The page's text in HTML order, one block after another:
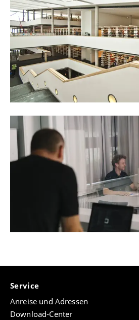
Service
Anreise und Adressen
Download-Center